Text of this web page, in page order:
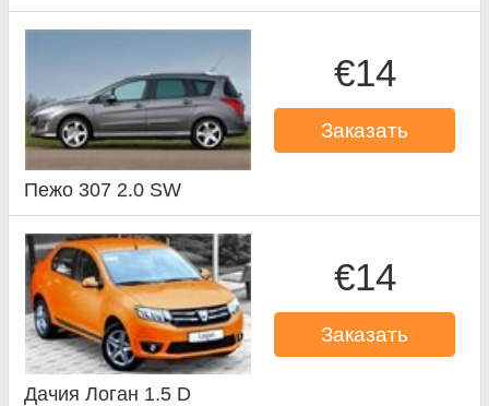
€14
Заказать
Пежо 307 2.0 SW
€14
Заказать
Дачия Логан 1.5 D